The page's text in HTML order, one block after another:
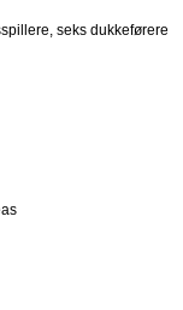
seks dukkeførere